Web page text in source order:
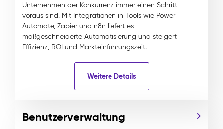
Unternehmen der Konkurrenz immer einen Schritt
voraus sind. Mit Integrationen in Tools wie Power
Automate, Zapier und n8n liefert es
maßgeschneiderte Automatisierung und steigert
Effizienz, ROI und Markteinführungszeit.
Weitere Details
Benutzerverwaltung